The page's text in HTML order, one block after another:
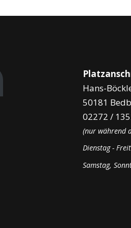
Hans-
50181
02272 /
(nur während
Dienstag -
Samstag,